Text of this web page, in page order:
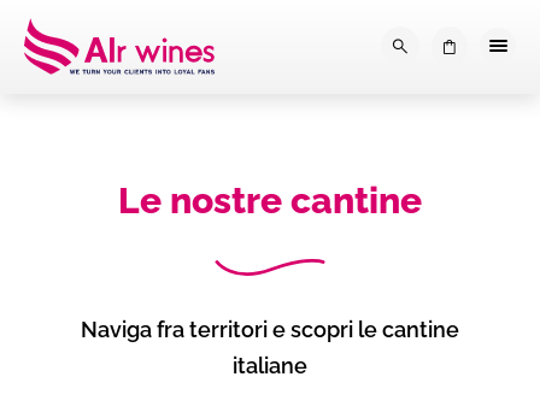
Dalla loro vendemmia, alla
Le nostre cantine
Naviga fra territori e scopri le cantine
italiane